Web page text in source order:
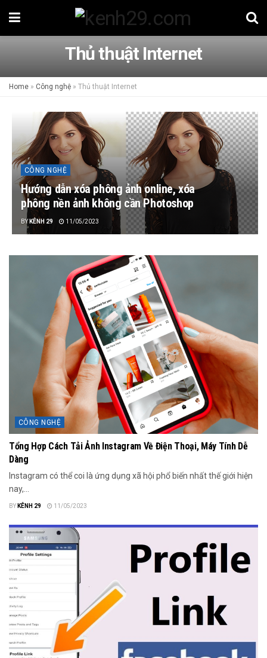
Thủ thuật Internet
Home » Công nghệ » Thủ thuật Internet
CÔNG NGHỆ
Hướng dẫn xóa phông ảnh online, xóa
phông nền ảnh không cần Photoshop
BY KÊNH 29 11/05/2023
CÔNG NGHỆ
Tổng Hợp Cách Tải Ảnh Instagram Về Điện Thoại, Máy Tính Dễ
Dàng
Instagram có thể coi là ứng dụng xã hội phổ biến nhất thế giới hiện
nay,...
BY KÊNH 29 11/05/2023